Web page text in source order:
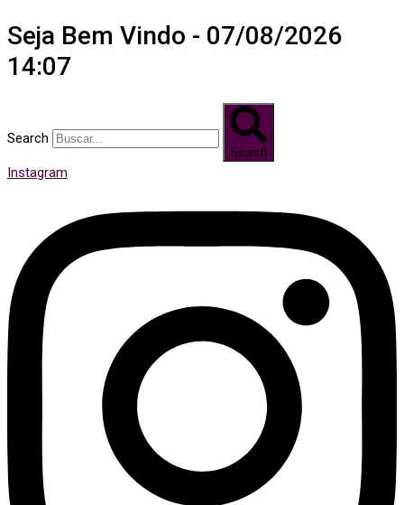
Seja Bem Vindo - 07/08/2026
14:07
Search
Search
Instagram